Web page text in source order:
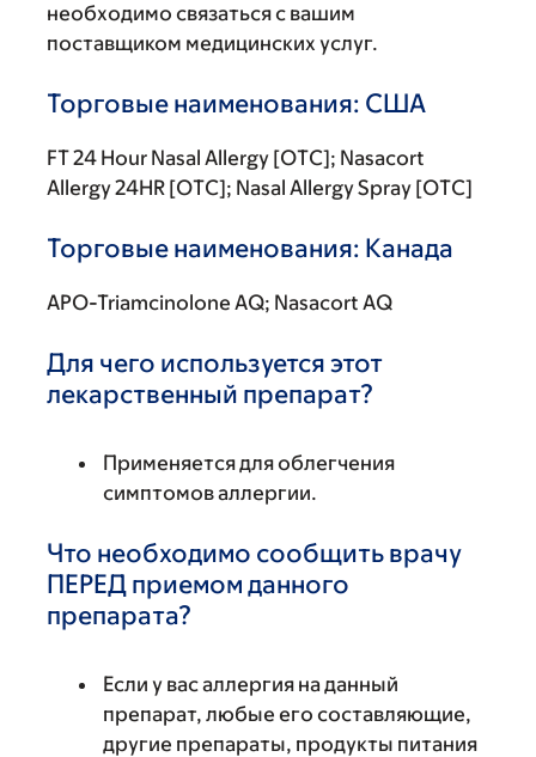
необходимо связаться с вашим
поставщиком медицинских услуг.
Торговые наименования: США
FT 24 Hour Nasal Allergy [OTC]; Nasacort
Allergy 24HR [OTC]; Nasal Allergy Spray [OTC]
Торговые наименования: Канада
APO-Triamcinolone AQ; Nasacort AQ
Для чего используется этот
лекарственный препарат?
Применяется для облегчения
симптомов аллергии.
Что необходимо сообщить врачу
ПЕРЕД приемом данного
препарата?
Если у вас аллергия на данный
препарат, любые его составляющие,
другие препараты, продукты питания